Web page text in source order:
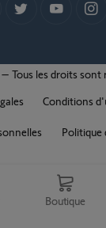
Boutique
Tous les droits sont
Conditions
Politique